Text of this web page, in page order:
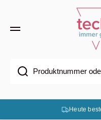
Direkt zum Inhalt
Produktnummer
Heute